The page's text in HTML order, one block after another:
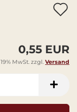
0,55 EUR
MwSt. zzgl. Versand